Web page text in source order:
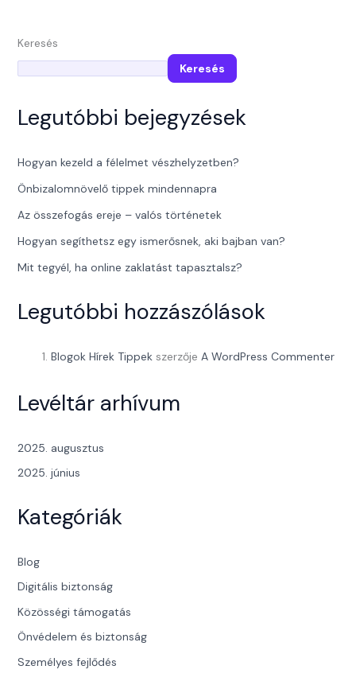
Keresés
Keresés
Legutóbbi bejegyzések
Hogyan kezeld a félelmet vészhelyzetben?
Önbizalomnövelő tippek mindennapra
Az összefogás ereje – valós történetek
Hogyan segíthetsz egy ismerősnek, aki bajban van?
Mit tegyél, ha online zaklatást tapasztalsz?
Legutóbbi hozzászólások
Blogok Hírek Tippekszerzője A WordPress Commenter
Levéltár arhívum
2025. augusztus
2025. június
Kategóriák
Blog
Digitális biztonság
Közösségi támogatás
Önvédelem és biztonság
Személyes fejlődés